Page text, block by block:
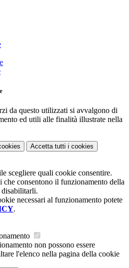
da questo utilizzati si avvalgono di
ed utili alle finalità illustrate nella
Accetta tutti i cookies
scegliere quali cookie consentire.
che consentono il funzionamento della
disabilitarli.
necessari al funzionamento potete
.
non possono essere
l'elenco nella pagina della cookie